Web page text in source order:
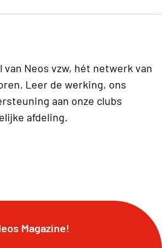
Neos vzw, hét netwerk van
Leer de werking, ons
aan onze clubs
afdeling.
Magazine!